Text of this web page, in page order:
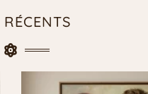
RÉCENTS